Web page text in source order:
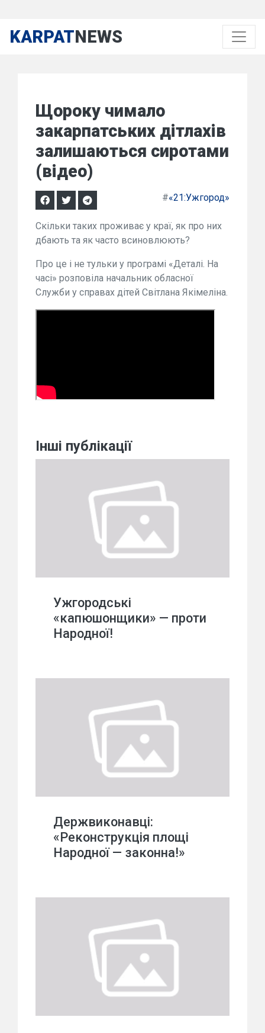
KARPATNEWS
Щороку чимало
закарпатських дітлахів
залишаються сиротами
(відео)
#«21:Ужгород»
Скільки таких проживає у краї, як про них
дбають та як часто всиновлюють?
Про це і не тульки у програмі «Деталі. На
часі» розповіла начальник обласної
Служби у справах дітей Світлана Якімеліна.
Інші публікації
Ужгородські
«капюшонщики» — проти
Народної!
Держвиконавці:
«Реконструкція площі
Народної — законна!»